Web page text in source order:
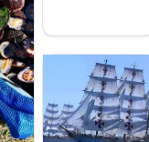
quinta-
feira nova
loja em
São
Sebastião